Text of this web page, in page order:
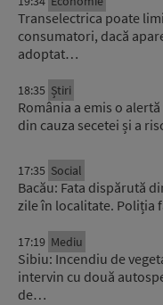
Transelectrica poate
consumatori, dacă
adoptat…
18:35 Știri
România a emis o
din cauza secetei și a
17:35 Social
Bacău: Fata dispărută
zile în localitate.
17:19 Mediu
Sibiu: Incendiu de
intervin cu două
de…